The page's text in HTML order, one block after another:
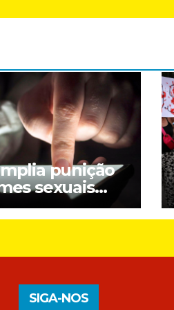
punição
sexuais
contra
entenda
SIGA-NOS